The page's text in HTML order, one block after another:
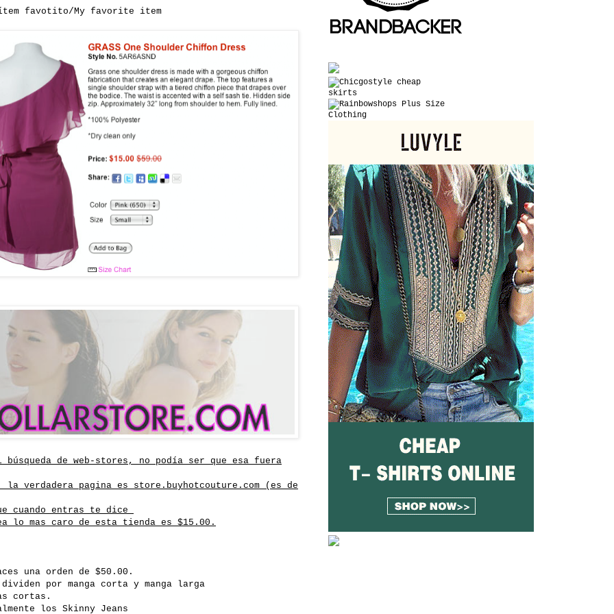
favotito/My favorite item
búsqueda de web - stores , no podía ser que esa fuera
la verdadera pagina es store.buyhotcouture.com (es de
cuando entras te dice
lo mas caro de esta tienda es $15.00.
una orden de $50.00.
por manga corta y manga larga
cortas.
los Skinny Jeans